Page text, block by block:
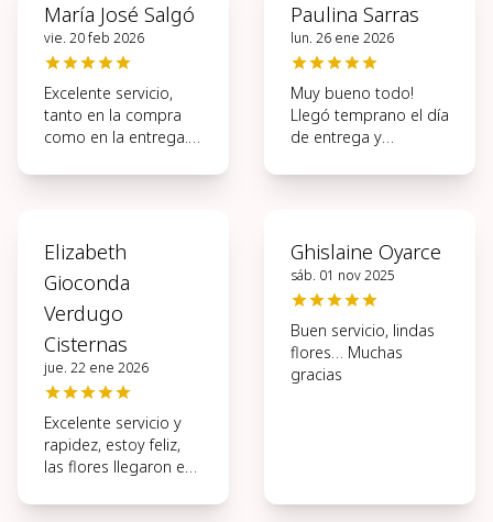
María José Salgó
vie. 20 feb 2026
Excelente servicio,
tanto en la compra
como en la entrega.
proceso.
Paulina Sarras
lun. 26 ene 2026
Muy bueno todo!
Llegó temprano el día
de entrega y
Elizabeth
Gioconda
Verdugo
Cisternas
jue. 22 ene 2026
Excelente servicio y
rapidez, estoy feliz,
las flores llegaron en
condiciones, muchas
Ghislaine Oyarce
sáb. 01 nov 2025
Buen servicio, lindas
flores… Muchas
gracias